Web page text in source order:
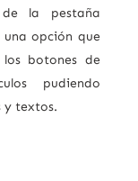
de la pestaña
una opción que
botones de
pudiendo
y textos.